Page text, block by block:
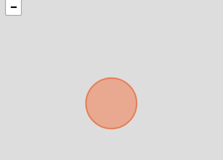
−
Continuar por WhatsApp